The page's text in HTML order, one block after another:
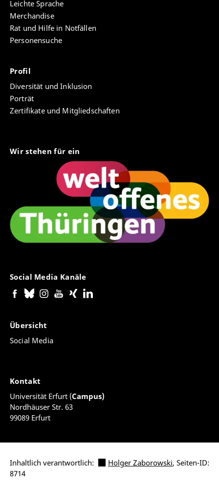
Leichte Sprache
Merchandise
Rat und Hilfe in Notfällen
Personensuche
Profil
Diversität und Inklusion
Porträt
Zertifikate und Mitgliedschaften
Wir stehen für ein
Social Media Kanäle
Übersicht
Social Media
Kontakt
Universität Erfurt (Campus)
Nordhäuser Str. 63
99089 Erfurt
Inhaltlich verantwortlich: Holger Zaborowski, Seiten-ID:
8714